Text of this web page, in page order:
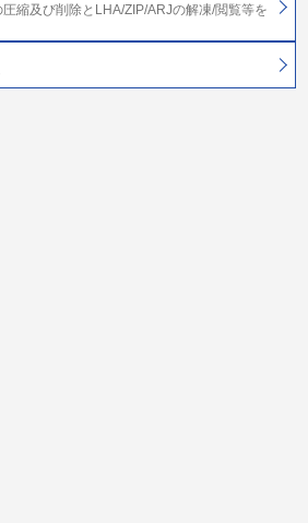
縮及び削除とLHA/ZIP/ARJの解凍/閲覧等を